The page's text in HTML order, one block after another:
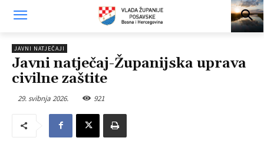
JAVNI NATJEČAJI
Javni natječaj-Županijska uprava
civilne zaštite
29. svibnja 2026. 921